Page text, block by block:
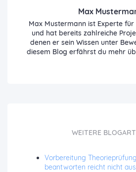
Max
Max Mustermann ist Experte
und hat bereits zahlreiche
denen er sein Wissen unter
diesem Blog erfährst du mehr
WEITERE
Vorbereitung
beantworten reicht nicht